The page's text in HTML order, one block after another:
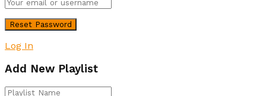
Log In
Add New Playlist